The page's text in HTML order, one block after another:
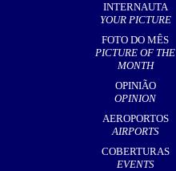
INTERNAUTA
YOUR PICTURE
FOTO DO MÊS
PICTURE OF THE
MONTH
OPINIÃO
OPINION
AEROPORTOS
AIRPORTS
,
COBERTURAS
EVENTS